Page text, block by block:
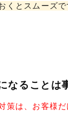
くとスムーズで
なることは
策は、お客様